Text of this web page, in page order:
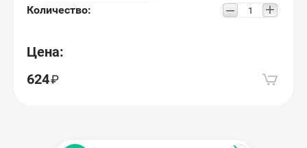
Количество: − +
Цена:
624